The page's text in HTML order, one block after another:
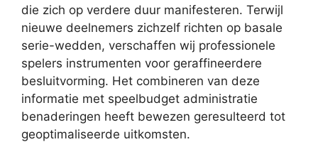
die zich op verdere duur manifesteren. Terwijl
nieuwe deelnemers zichzelf richten op basale
serie-wedden, verschaffen wij professionele
spelers instrumenten voor geraffineerdere
besluitvorming. Het combineren van deze
informatie met speelbudget administratie
benaderingen heeft bewezen geresulteerd tot
geoptimaliseerde uitkomsten.